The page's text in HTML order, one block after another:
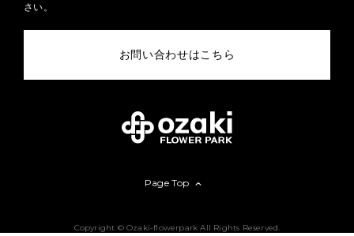
さい。
お問い合わせはこちら
Copyright © Ozaki-flowerpark All Rights Reserved.
Page Top